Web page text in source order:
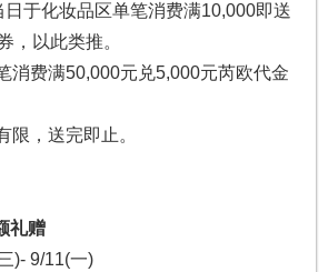
于化妆品区单笔消费满10,000即送
，以此类推。
消费满50,000元兑5,000元芮欧代金
限，送完即止。
礼赠
)- 9/11(一)